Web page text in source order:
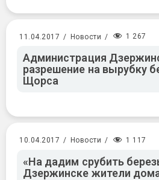
11.04.2017 / Новости / 1 267
Администрация
разрешение на вырубку
Щорса
10.04.2017 / Новости / 1 117
«На дадим срубить
Дзержинске жители